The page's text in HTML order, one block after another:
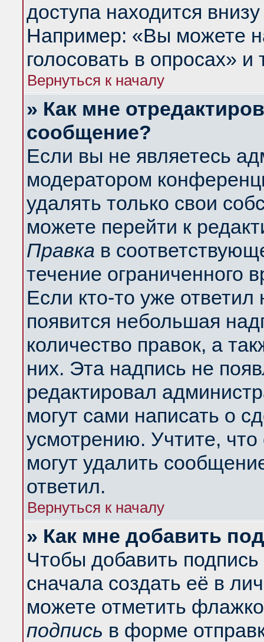
доступа находится
Например: «Вы можете
голосовать в опросах» и
Вернуться к началу
» Как мне
сообщение?
Если вы не являетесь
модератором
удалять только свои
можете перейти к
Правка в
течение ограниченного
Если кто-то уже
появится небольшая
количество правок, а
них. Эта надпись не
редактировал
могут сами написать о
усмотрению. Учтите,
могут удалить
ответил.
Вернуться к началу
» Как мне добавить
Чтобы добавить
сначала создать её в
можете отметить
подпись в форме